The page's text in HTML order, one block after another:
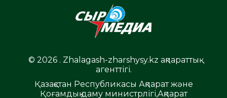
© 2026 . Zhalagash-zharshysy.kz ақпараттық
агенттігі.
Қазақстан Республикасы Ақпарат және
Қоғамдық даму министрлігі,Ақпарат